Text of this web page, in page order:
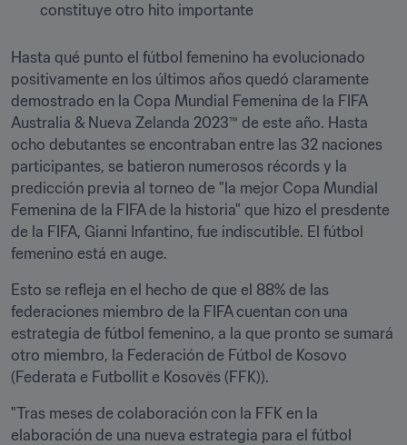
constituye otro hito importante
Hasta qué punto el fútbol femenino ha evolucionado
positivamente en los últimos años quedó claramente
demostrado en la Copa Mundial Femenina de la FIFA
Australia & Nueva Zelanda 2023™ de este año. Hasta
ocho debutantes se encontraban entre las 32 naciones
participantes, se batieron numerosos récords y la
predicción previa al torneo de "la mejor Copa Mundial
Femenina de la FIFA de la historia" que hizo el presdente
de la FIFA, Gianni Infantino, fue indiscutible. El fútbol
femenino está en auge.
Esto se refleja en el hecho de que el 88% de las
federaciones miembro de la FIFA cuentan con una
estrategia de fútbol femenino, a la que pronto se sumará
otro miembro, la Federación de Fútbol de Kosovo
(Federata e Futbollit e Kosovës (FFK)).
"Tras meses de colaboración con la FFK en la
elaboración de una nueva estrategia para el fútbol